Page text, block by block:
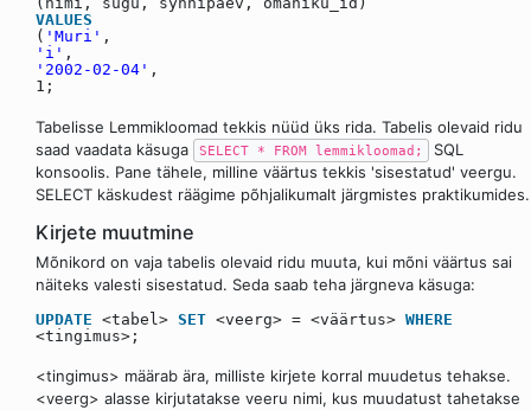
VALUES
( 'Muri' ,
'i' ,
'2002-02-04' ,
1;
Tabelisse Lemmikloomad tekkis nüüd üks rida. Tabelis olevaid ridu
saad vaadata käsuga
SELECT * FROM lemmikloomad;
SQL
konsoolis. Pane tähele, milline väärtus tekkis 'sisestatud' veergu.
SELECT käskudest räägime põhjalikumalt järgmistes praktikumides.
Kirjete muutmine
Mõnikord on vaja tabelis olevaid ridu muuta, kui mõni väärtus sai
näiteks valesti sisestatud. Seda saab teha järgneva käsuga:
UPDATE <tabel> SET <veerg> = <väärtus> WHERE
<tingimus>;
<tingimus> määrab ära, milliste kirjete korral muudetus tehakse.
<veerg> alasse kirjutatakse veeru nimi, kus muudatust tahetakse